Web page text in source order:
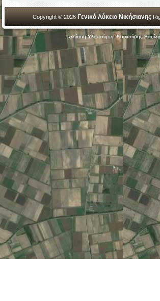
Copyright © 2026 Γενικό Λύκειο Νικήσιανης
Σχεδίαση-Υλοποίηση: Κουκούδης